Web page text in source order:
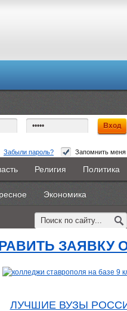
Забыли пароль? Запомнить меня
КНИГИ ВестиNet
Религия Политика
Экономика
9 класса
на
ЗАЯВКУ
ЛУЧШИЕ ВУЗЫ